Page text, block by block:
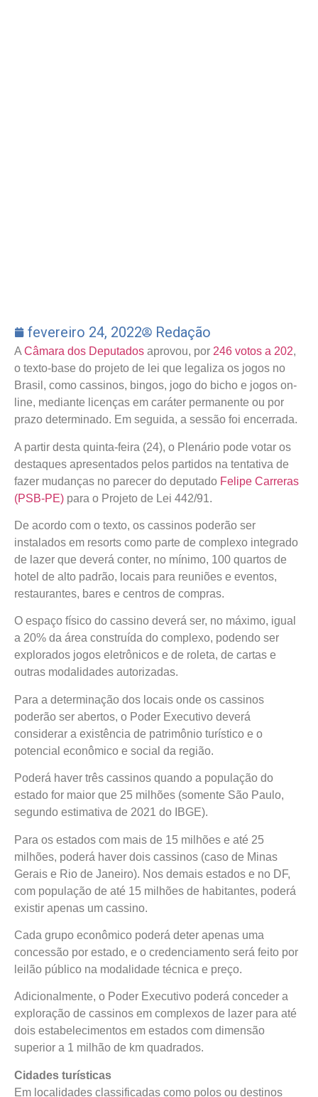
fevereiro 24, 2022 Redação
A Câmara dos Deputados aprovou, por 246 votos a 202,
o texto-base do projeto de lei que legaliza os jogos no
Brasil, como cassinos, bingos, jogo do bicho e jogos on-
line, mediante licenças em caráter permanente ou por
prazo determinado. Em seguida, a sessão foi encerrada.
A partir desta quinta-feira (24), o Plenário pode votar os
destaques apresentados pelos partidos na tentativa de
fazer mudanças no parecer do deputado Felipe Carreras
(PSB-PE) para o Projeto de Lei 442/91.
De acordo com o texto, os cassinos poderão ser
instalados em resorts como parte de complexo integrado
de lazer que deverá conter, no mínimo, 100 quartos de
hotel de alto padrão, locais para reuniões e eventos,
restaurantes, bares e centros de compras.
O espaço físico do cassino deverá ser, no máximo, igual
a 20% da área construída do complexo, podendo ser
explorados jogos eletrônicos e de roleta, de cartas e
outras modalidades autorizadas.
Para a determinação dos locais onde os cassinos
poderão ser abertos, o Poder Executivo deverá
considerar a existência de patrimônio turístico e o
potencial econômico e social da região.
Poderá haver três cassinos quando a população do
estado for maior que 25 milhões (somente São Paulo,
segundo estimativa de 2021 do IBGE).
Para os estados com mais de 15 milhões e até 25
milhões, poderá haver dois cassinos (caso de Minas
Gerais e Rio de Janeiro). Nos demais estados e no DF,
com população de até 15 milhões de habitantes, poderá
existir apenas um cassino.
Cada grupo econômico poderá deter apenas uma
concessão por estado, e o credenciamento será feito por
leilão público na modalidade técnica e preço.
Adicionalmente, o Poder Executivo poderá conceder a
exploração de cassinos em complexos de lazer para até
dois estabelecimentos em estados com dimensão
superior a 1 milhão de km quadrados.
Cidades turísticas
Em localidades classificadas como polos ou destinos